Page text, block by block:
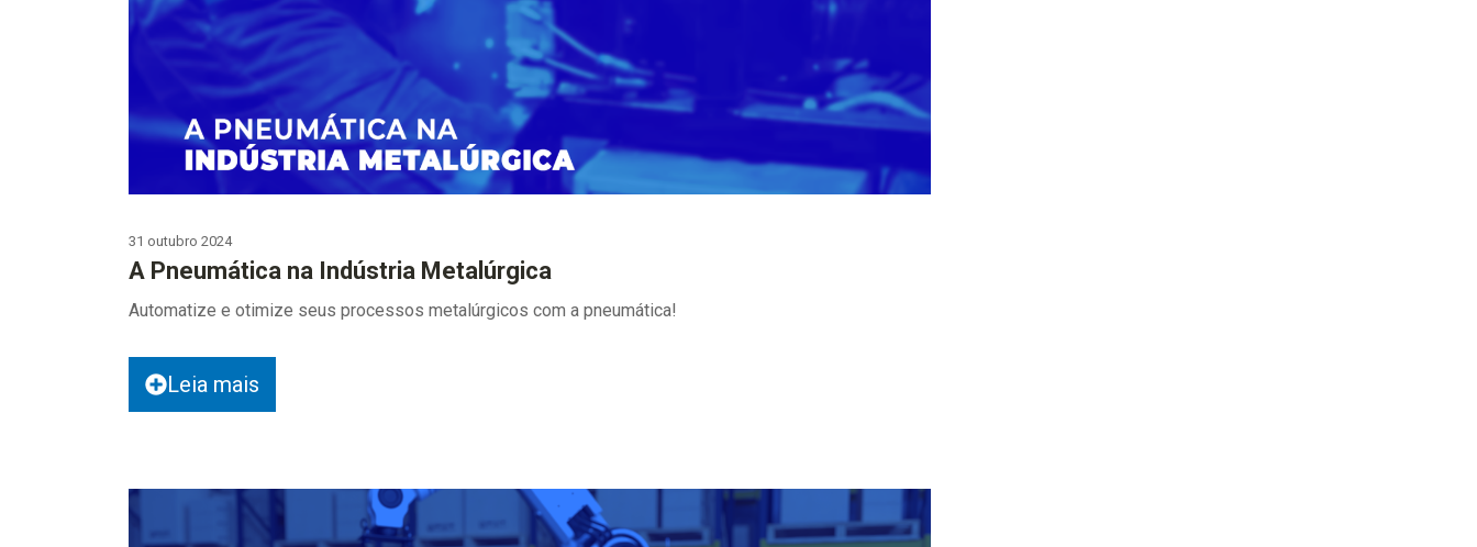
31 outubro 2024
A Pneumática na Indústria Metalúrgica
Automatize e otimize seus processos metalúrgicos com a pneumática!
Leia mais